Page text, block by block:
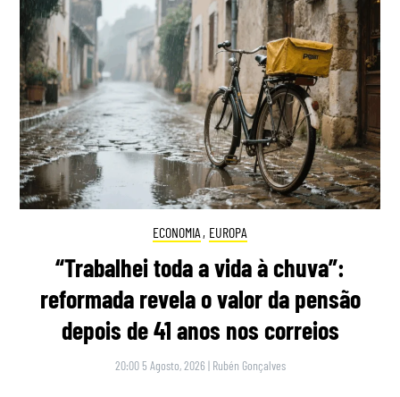
ECONOMIA , EUROPA
“Trabalhei toda a vida à chuva”:
reformada revela o valor da pensão
depois de 41 anos nos correios
20:00 5 Agosto, 2026 | Rubén Gonçalves